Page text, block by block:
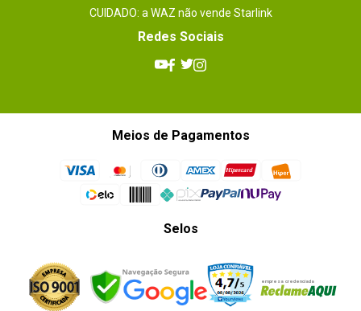
CUIDADO: a WAZ não vende Starlink
Redes Sociais
Meios de Pagamentos
Selos